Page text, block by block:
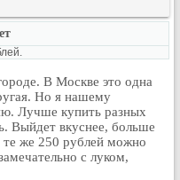
В Москве это одна
Но я нашему
Лучше купить разных
Выйдет вкуснее, больше
же 250 рублей можно
с луком,